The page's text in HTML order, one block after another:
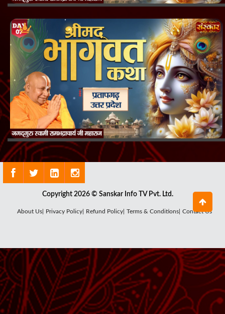
Copyright 2026 © Sanskar Info TV Pvt. Ltd.
About Us| Privacy Policy| Refund Policy| Terms & Conditions| Contact Us